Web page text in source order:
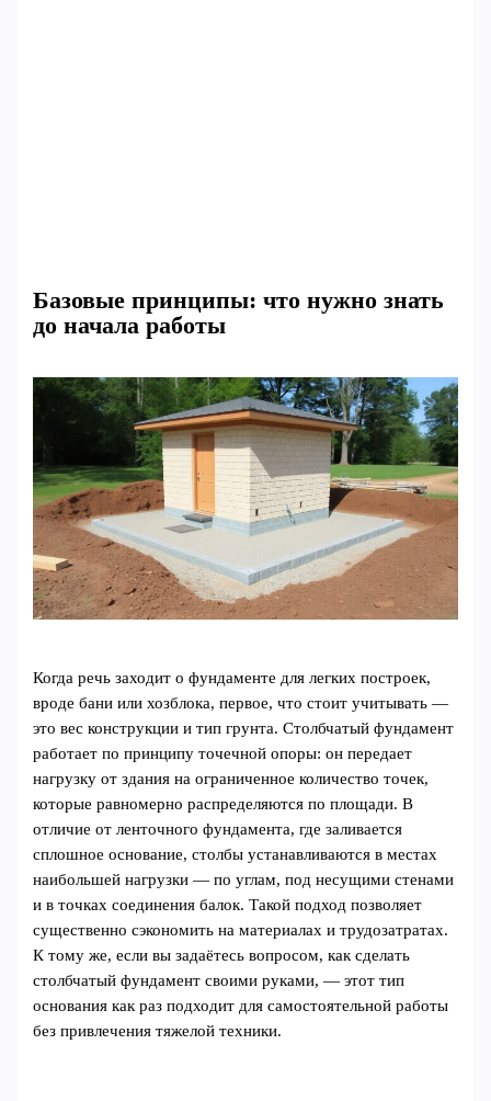
Базовые принципы: что нужно знать
до начала работы
Когда речь заходит о фундаменте для легких построек,
вроде бани или хозблока, первое, что стоит учитывать —
это вес конструкции и тип грунта. Столбчатый фундамент
работает по принципу точечной опоры: он передает
нагрузку от здания на ограниченное количество точек,
которые равномерно распределяются по площади. В
отличие от ленточного фундамента, где заливается
сплошное основание, столбы устанавливаются в местах
наибольшей нагрузки — по углам, под несущими стенами
и в точках соединения балок. Такой подход позволяет
существенно сэкономить на материалах и трудозатратах.
К тому же, если вы задаётесь вопросом, как сделать
столбчатый фундамент своими руками, — этот тип
основания как раз подходит для самостоятельной работы
без привлечения тяжелой техники.